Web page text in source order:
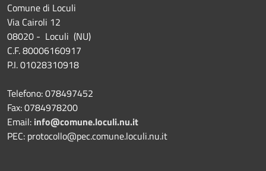
Comune di Loculi
Via Cairoli 12
08020 - Loculi (NU)
C.F. 80006160917
P.I. 01028310918
Telefono: 078497452
Fax: 0784978200
Email: info@comune.loculi.nu.it
PEC: protocollo@pec.comune.loculi.nu.it